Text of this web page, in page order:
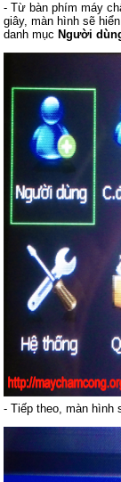
- Từ bàn phím máy
giây, màn hình sẽ
danh mục Người
- Tiếp theo, màn hình